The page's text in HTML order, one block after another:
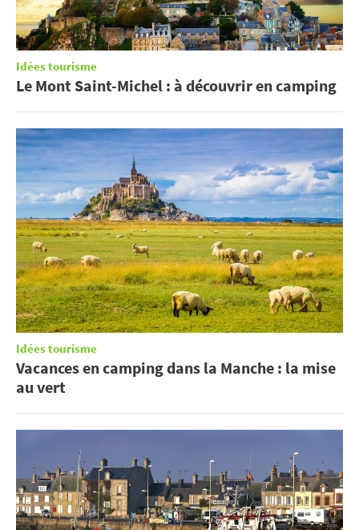
Idées tourisme
Le Mont Saint-Michel : à découvrir en camping
Idées tourisme
Vacances en camping dans la Manche : la mise
au vert